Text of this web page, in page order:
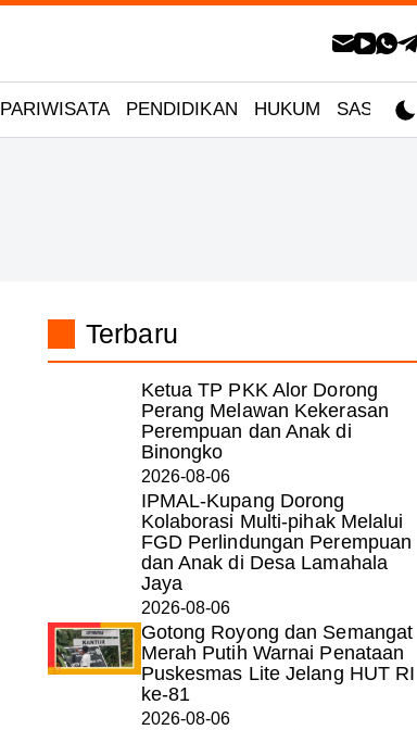
PARIWISATA PENDIDIKAN HUKUM SASTRA
Terbaru
Ketua TP PKK Alor Dorong
Perang Melawan Kekerasan
Perempuan dan Anak di
Binongko
2026-08-06
IPMAL-Kupang Dorong
Kolaborasi Multi-pihak Melalui
FGD Perlindungan Perempuan
dan Anak di Desa Lamahala
Jaya
2026-08-06
Gotong Royong dan Semangat
Merah Putih Warnai Penataan
Puskesmas Lite Jelang HUT RI
ke-81
2026-08-06